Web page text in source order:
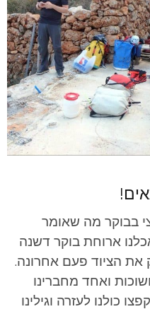
בבוקר מה שאומר
ארוחת בוקר דשנה
את הציוד פעם אחרונה.
ואחד מחברינו
כולנו לעזרה וגילינו